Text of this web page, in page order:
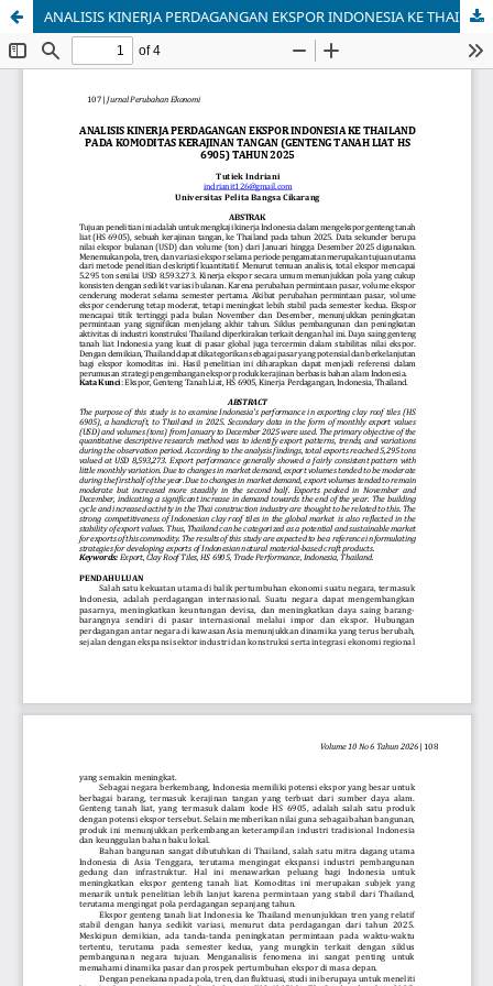
ANALISIS KINERJA PERDAGANGAN EKSPOR INDONESIA KE THAILAND PADA KOMODITAS KERAJINAN TANGAN (GENTENG TANAH LIAT HS 6905) TAHUN 2025